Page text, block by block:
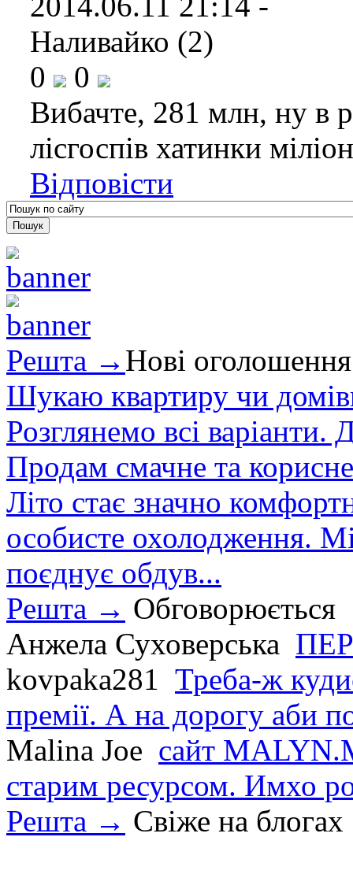
Наливайко (2)
0
0
Вибачте, 281 млн, ну в
лісгоспів хатинки
Відповісти
Решта → Нові оголошення
Шукаю квартиру чи
Розглянемо всі варіанти.
Продам смачне та
Літо стає значно
особисте охолодження.
поєднує обдув...
Решта → Обговорюється
Анжела Суховерська
kovpaka281 Треба-ж
премії. А на дорогу аби
Malina Joe сайт
старим ресурсом. Имхо
Решта → Свіже на блогах